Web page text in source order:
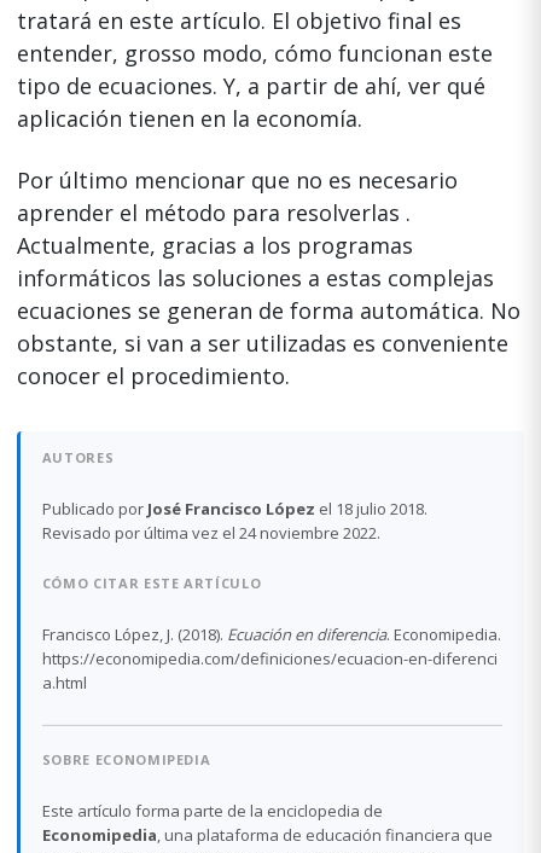
tratará en este artículo. El objetivo final es
entender, grosso modo, cómo funcionan este
tipo de ecuaciones. Y, a partir de ahí, ver qué
aplicación tienen en la economía.
Por último mencionar que no es necesario
aprender el método para resolverlas .
Actualmente, gracias a los programas
informáticos las soluciones a estas complejas
ecuaciones se generan de forma automática. No
obstante, si van a ser utilizadas es conveniente
conocer el procedimiento.
AUTORES
Publicado por José Francisco López el 18 julio 2018.
Revisado por última vez el 24 noviembre 2022.
CÓMO CITAR ESTE ARTÍCULO
Francisco López, J. (2018). Ecuación en diferencia. Economipedia.
https://economipedia.com/definiciones/ecuacion-en-diferenci
a.html
SOBRE ECONOMIPEDIA
Este artículo forma parte de la enciclopedia de
Economipedia, una plataforma de educación financiera que